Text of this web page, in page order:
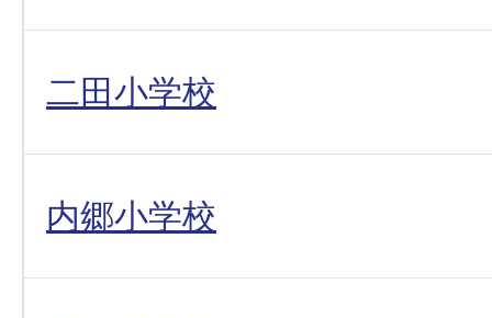
二田小学校
内郷小学校